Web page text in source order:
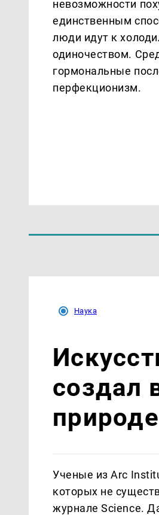
невозможности
единственным
люди идут к
одиночеством.
гормональные
перфекционизм.
Наука
создал
природе
Ученые из Arc
которых не
журнале Science.